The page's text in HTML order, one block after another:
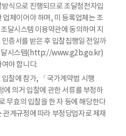
식으로 진행되므로 조달청전자입
업체이어야 하며, 미 등록업체는 조
달시스템 이용약관에 동의하여 지
증서를 받은 후 입찰집행일 전일까
달시스템(http://www.g2b.go.kr)
야 합니다.
찰에 참가, 「국가계약법 시행
에 의거 입찰에 관한 서류를 부정하
무효의 입찰을 한 자 등에 해당한다
관계규정에 따라 부정당업자로 제재